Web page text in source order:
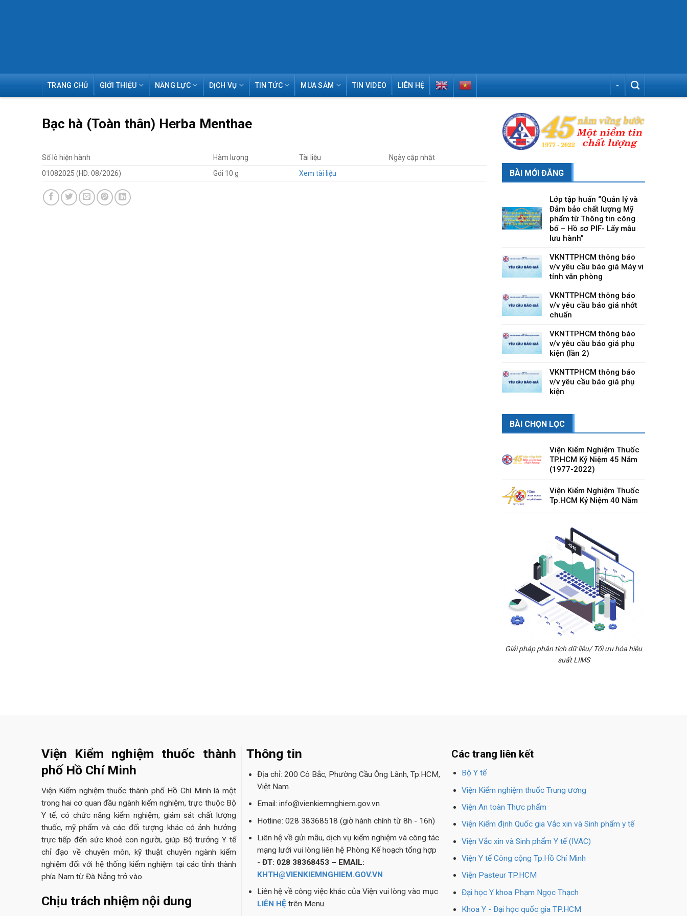
TRANG CHỦ GIỚI THIỆU NĂNG LỰC DỊCH VỤ TIN TỨC MUA SẮM TIN VIDEO LIÊN HỆ -
Bạc hà (Toàn thân) Herba Menthae
Số lô hiện hành Hàm lượng Tài liệu
Ngày cập nhật
01082025 (HD: 08/2026)
Gói 10 g Xem tài liệu BÀI MỚI ĐĂNG
Lớp tập huấn “Quản lý và
Đảm bảo chất lượng Mỹ
phẩm từ Thông tin công
bố – Hồ sơ PIF- Lấy mẫu
lưu hành”
VKNTTPHCM thông báo
v/v yêu cầu báo giá Máy vi
tính văn phòng
VKNTTPHCM thông báo
v/v yêu cầu báo giá nhớt
chuẩn
VKNTTPHCM thông báo
v/v yêu cầu báo giá phụ
kiện (lần 2)
VKNTTPHCM thông báo
v/v yêu cầu báo giá phụ
kiện
BÀI CHỌN LỌC
Viện Kiểm Nghiệm Thuốc
TP.HCM Kỷ Niệm 45 Năm
(1977-2022)
Viện Kiểm Nghiệm Thuốc
Tp.HCM Kỷ Niệm 40 Năm
Giải pháp phân tích dữ liệu/ Tối ưu hóa hiệu
suất LIMS
Viện Kiểm nghiệm thuốc thành
phố Hồ Chí Minh
Viện Kiểm nghiệm thuốc thành phố Hồ Chí Minh là một
trong hai cơ quan đầu ngành kiểm nghiệm, trực thuộc Bộ
Y tế, có chức năng kiểm nghiệm, giám sát chất lượng
thuốc, mỹ phẩm và các đối tượng khác có ảnh hưởng
trực tiếp đến sức khoẻ con người, giúp Bộ trưởng Y tế
chỉ đạo về chuyên môn, kỹ thuật chuyên ngành kiểm
nghiệm đối với hệ thống kiểm nghiệm tại các tỉnh thành
phía Nam từ Đà Nẵng trở vào.
Chịu trách nhiệm nội dung
Thông tin
Địa chỉ: 200 Cô Bắc, Phường Cầu Ông Lãnh, Tp.HCM,
Việt Nam.
Email: info@vienkiemnghiem.gov.vn
Hotline: 028 38368518 (giờ hành chính từ 8h - 16h)
Liên hệ về gửi mẫu, dịch vụ kiểm nghiệm và công tác
mạng lưới vui lòng liên hệ Phòng Kế hoạch tổng hợp
- ĐT: 028 38368453 – EMAIL:
KHTH@VIENKIEMNGHIEM.GOV.VN
Liên hệ về công việc khác của Viện vui lòng vào mục
LIÊN HỆtrên Menu.
Các trang liên kết
Bộ Y tế
Viện Kiểm nghiệm thuốc Trung ương
Viện An toàn Thực phẩm
Viện Kiểm định Quốc gia Vắc xin và Sinh phẩm y tế
Viện Vắc xin và Sinh phẩm Y tế (IVAC)
Viện Y tế Công cộng Tp.Hồ Chí Minh
Viện Pasteur TP.HCM
Đại học Y khoa Phạm Ngọc Thạch
Khoa Y - Đại học quốc gia TP.HCM